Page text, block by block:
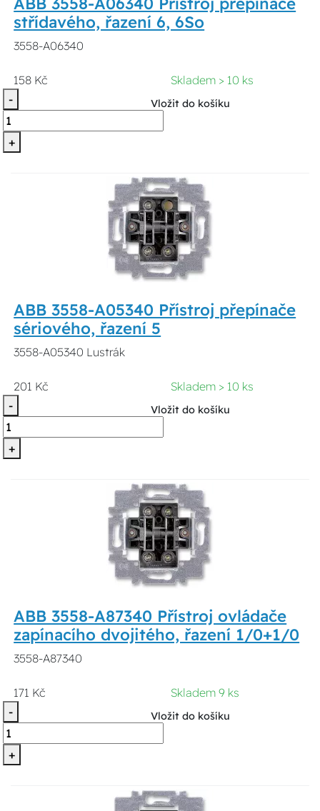
střídavého, řazení 6, 6So
3558-A06340
158 Kč
Skladem > 10 ks
-
+
Vložit do košíku
ABB 3558-A05340 Přístroj přepínače
sériového, řazení 5
3558-A05340 Lustrák
201 Kč
Skladem > 10 ks
-
+
Vložit do košíku
ABB 3558-A87340 Přístroj ovládače
zapínacího dvojitého, řazení 1/0+1/0
3558-A87340
171 Kč
Skladem 9 ks
-
+
Vložit do košíku